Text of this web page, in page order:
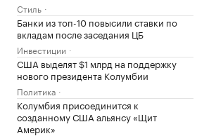
Стиль
Банки из топ-10 повысили ставки по
вкладам после заседания ЦБ
Инвестиции
США выделят $1 млрд на поддержку
нового президента Колумбии
Политика
Колумбия присоединится к
созданному США альянсу «Щит
Америк»